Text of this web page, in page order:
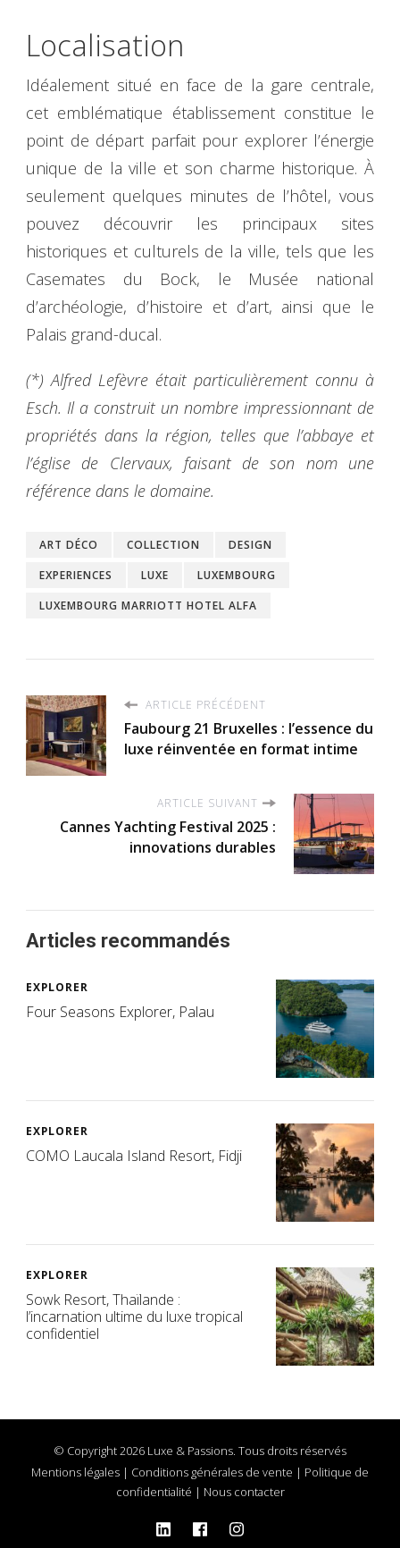
Localisation
Idéalement situé en face de la gare centrale,
cet emblématique établissement constitue le
point de départ parfait pour explorer l’énergie
unique de la ville et son charme historique. À
seulement quelques minutes de l’hôtel, vous
pouvez découvrir les principaux sites
historiques et culturels de la ville, tels que les
Casemates du Bock, le Musée national
d’archéologie, d’histoire et d’art, ainsi que le
Palais grand-ducal.
(*) Alfred Lefèvre était particulièrement connu à
Esch. Il a construit un nombre impressionnant de
propriétés dans la région, telles que l’abbaye et
l’église de Clervaux, faisant de son nom une
référence dans le domaine.
ART DÉCO COLLECTION
DESIGN
EXPERIENCES
LUXE
LUXEMBOURG
LUXEMBOURG MARRIOTT HOTEL ALFA
ARTICLE PRÉCÉDENT
Faubourg 21 Bruxelles : l’essence du
luxe réinventée en format intime
ARTICLE SUIVANT
Cannes Yachting Festival 2025 :
innovations durables
Articles recommandés
EXPLORER
Four Seasons Explorer, Palau
EXPLORER
COMO Laucala Island Resort, Fidji
EXPLORER
Sowk Resort, Thaïlande :
l’incarnation ultime du luxe tropical
confidentiel
© Copyright 2026 Luxe & Passions. Tous droits réservés
Mentions légales | Conditions générales de vente | Politique de
confidentialité | Nous contacter